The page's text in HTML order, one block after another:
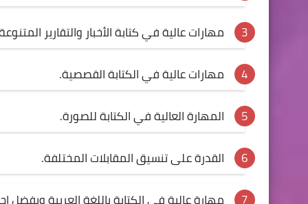
مهارات عالية في كتابة الأخبار والتقارير
مهارات عالية في الكتابة القصصية.
المهارة العالية في الكتابة للصورة.
القدرة على تنسيق المقابلات المختلفة.